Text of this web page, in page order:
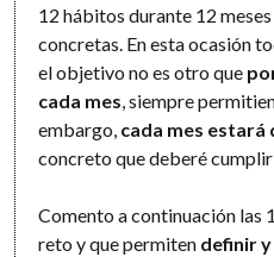
12 hábitos durante 12
concretas. En esta ocasión
el objetivo no es otro que
cada mes, siempre
embargo, cada mes estará
concreto que deberé
Comento a continuación las
reto y que permiten definir